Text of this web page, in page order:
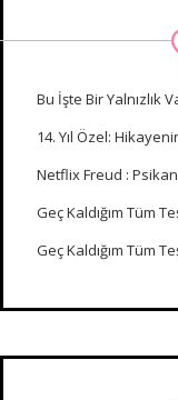
Bu İşte Bir Yalnızlık
14. Yıl Özel:
Netflix Freud :
Geç Kaldığım Tüm
Geç Kaldığım Tüm